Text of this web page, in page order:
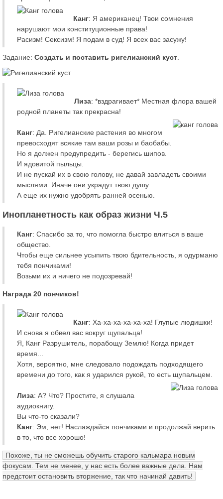
Канг: Я американец! Твои сомнения
нарушают мои конституционные права!
Расизм! Сексизм! Я подам в суд! Я всех вас засужу!
Задание: Создать и поставить ригелианский куст
Лиза: *вздрагивает* Местная флора вашей
родной планеты так прекрасна!
Канг: Да. Ригелианские растения во многом
превосходят всякие там ваши розы и баобабы.
Но я должен предупредить - берегись шипов.
И ядовитой пыльцы.
И не пускай их в свою голову, не давай завладеть своими
мыслями. Иначе они украдут твою душу.
А еще их нужно удобрять ранней осенью.
Инопланетность как образ жизни Ч.5
Канг: Спасибо за то, что помогла быстро влиться в ваше
общество.
Чтобы еще сильнее усыпить твою бдительность, я одурманю
тебя пончиками!
Возьми их и ничего не подозревай!
Награда 20 пончиков!
Канг: Ха-ха-ха-ха-ха-ха! Глупые людишки!
И снова я обвел вас вокруг щупальца!
Я, Канг Разрушитель, порабощу Землю! Когда придет
время...
Хотя, вероятно, мне следовало подождать подходящего
времени до того, как я ударился рукой, то есть щупальцем.
Лиза: А? Что? Простите, я слушала
аудиокнигу.
Вы что-то сказали?
Канг: Эм, нет! Наслаждайся пончиками и продолжай верить
в то, что все хорошо!
Похоже, ты не сможешь обучить старого кальмара новым
фокусам. Тем не менее, у нас есть более важные дела. Нам
предстоит остановить вторжение, так что начинай давить!